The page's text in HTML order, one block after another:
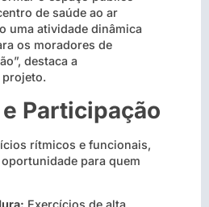
de saúde ao ar
uma atividade dinâmica
os moradores de
destaca a
Participação
rítmicos e funcionais,
para quem
Exercícios de alta